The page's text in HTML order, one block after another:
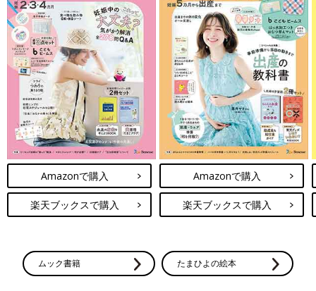
Amazonで購入
楽天ブックスで購入
Amazonで購入
楽天ブックスで購入
ムック書籍 たまひよの絵本